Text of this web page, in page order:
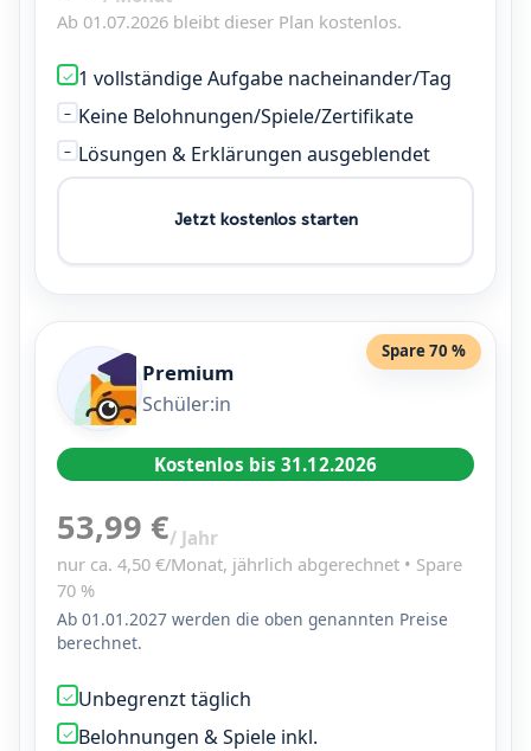
Ab 01.07.2026 bleibt dieser Plan kostenlos.
✓ 1 vollständige Aufgabe nacheinander/Tag
– Keine Belohnungen/Spiele/Zertifikate
– Lösungen & Erklärungen ausgeblendet
Jetzt kostenlos starten
Spare 70 %
Premium
Schüler:in
Kostenlos bis 31.12.2026
53,99 €/ Jahr
nur ca. 4,50 €/Monat, jährlich abgerechnet • Spare
70 %
Ab 01.01.2027 werden die oben genannten Preise
berechnet.
✓ Unbegrenzt täglich
✓ Belohnungen & Spiele inkl.